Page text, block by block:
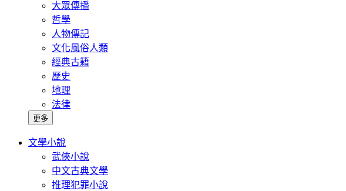
大眾傳播
哲學
人物傳記
文化風俗人類
經典古籍
歷史
地理
法律
更多
文學小說
武俠小說
中文古典文學
推理犯罪小說